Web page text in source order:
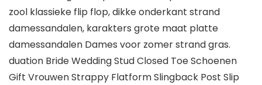
zool klassieke flip flop, dikke onderkant strand
damessandalen, karakters grote maat platte
damessandalen Dames voor zomer strand gras.
duation Bride Wedding Stud Closed Toe Schoenen
Gift Vrouwen Strappy Flatform Slingback Post Slip